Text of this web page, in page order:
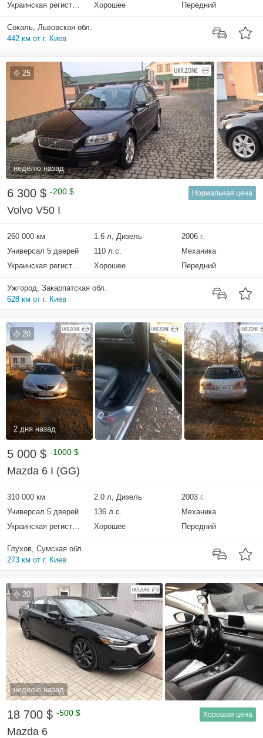
Украинская регистрация
Хорошее Передний
Сокаль, Львовская обл.
442 км от г. Киев
25
неделю назад
6 300 $ -200 $ Нормальная цена
Volvo V50 I
260 000 км 1.6 л, Дизель
2006 г.
Универсал 5 дверей
110 л.с.
Механика
Украинская регистрация
Хорошее Передний
Ужгород, Закарпатская обл.
628 км от г. Киев
20
2 дня назад
5 000 $ -1000 $
Mazda 6 I (GG)
310 000 км 2.0 л, Дизель
2003 г.
Универсал 5 дверей
136 л.с.
Механика
Украинская регистрация
Хорошее Передний
Глухов, Сумская обл.
273 км от г. Киев
20
неделю назад
18 700 $ -500 $ Хорошая цена
Mazda 6